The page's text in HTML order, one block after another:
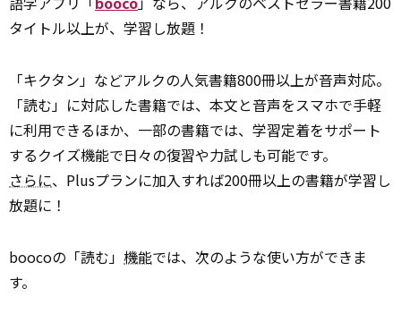
タイトル以上が、学習し放題！
「キクタン」などアルクの人気書籍800冊以上が音声対応。
「読む」に対応した書籍では、本文と音声をスマホで手軽
に利用できるほか、一部の書籍では、学習定着をサポート
するクイズ機能で日々の復習や力試しも可能です。
さらに、Plusプランに加入すれば200冊以上の書籍が学習し
放題に！
boocoの「読む」 機能では、次のような使い方ができま
す。